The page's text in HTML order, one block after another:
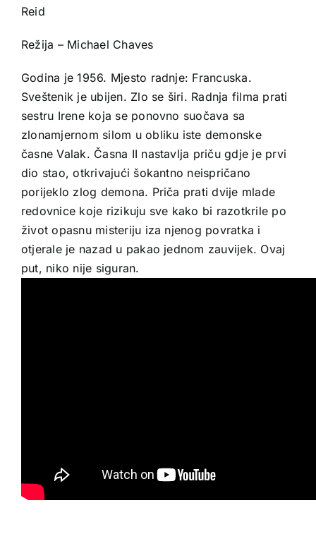
Reid
Režija – Michael Chaves
Godina je 1956. Mjesto radnje: Francuska.
Sveštenik je ubijen. Zlo se širi. Radnja filma prati
sestru Irene koja se ponovno suočava sa
zlonamjernom silom u obliku iste demonske
časne Valak. Časna II nastavlja priču gdje je prvi
dio stao, otkrivajući šokantno neispričano
porijeklo zlog demona. Priča prati dvije mlade
redovnice koje rizikuju sve kako bi razotkrile po
život opasnu misteriju iza njenog povratka i
otjerale je nazad u pakao jednom zauvijek. Ovaj
put, niko nije siguran.